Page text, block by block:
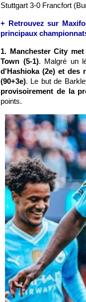
Stuttgart 3-0 Francfort
+ Retrouvez sur
principaux
1. Manchester City
Town (5-1). Malgré un
d'Hashioka (2e) et des
(90+3e). Le but de
provisoirement de la
points.